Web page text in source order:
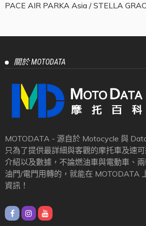
PACE AIR PARKA Asia / STELLA
關於 MOTODATA
MOTODATA - 源自於 Motocycle 與
只為了提供最詳細與客觀的摩托車及速
介紹以及數據，不論燃油車與電動車、
油門/電門用轉的，就能在 MOTODATA
資訊！